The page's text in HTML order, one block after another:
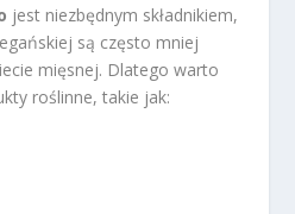
jest niezbędnym składnikiem,
są często mniej
mięsnej. Dlatego warto
roślinne, takie jak: